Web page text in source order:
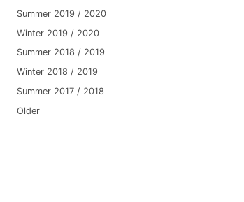
Summer 2019 / 2020
Winter 2019 / 2020
Summer 2018 / 2019
Winter 2018 / 2019
Summer 2017 / 2018
Older